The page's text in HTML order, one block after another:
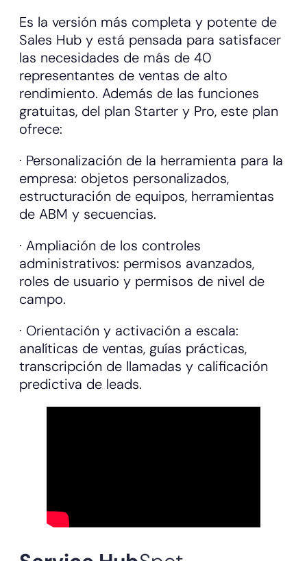
Es la versión más completa y potente de
Sales Hub y está pensada para satisfacer
las necesidades de más de 40
representantes de ventas de alto
rendimiento. Además de las funciones
gratuitas, del plan Starter y Pro, este plan
ofrece:
· Personalización de la herramienta para la
empresa: objetos personalizados,
estructuración de equipos, herramientas
de ABM y secuencias.
· Ampliación de los controles
administrativos: permisos avanzados,
roles de usuario y permisos de nivel de
campo.
· Orientación y activación a escala:
analíticas de ventas, guías prácticas,
transcripción de llamadas y calificación
predictiva de leads.